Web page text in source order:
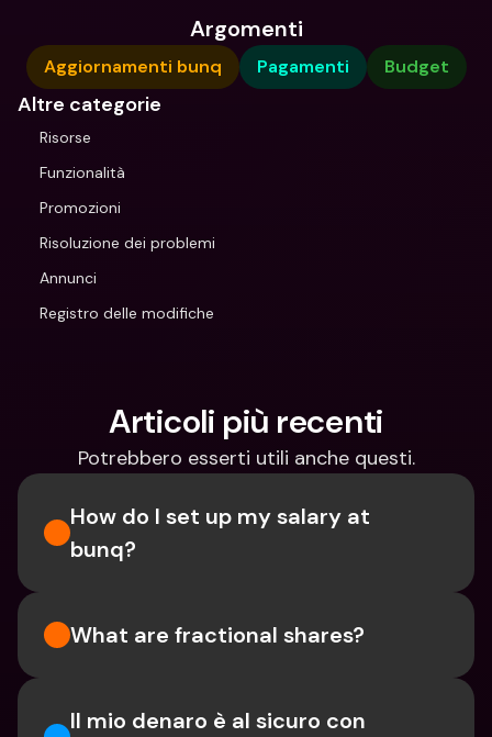
Argomenti
Aggiornamenti bunq Pagamenti Budget
Altre categorie
Risorse
Funzionalità
Promozioni
Risoluzione dei problemi
Annunci
Registro delle modifiche
Articoli più recenti
Potrebbero esserti utili anche questi.
How do I set up my salary at
bunq?
What are fractional shares?
Il mio denaro è al sicuro con